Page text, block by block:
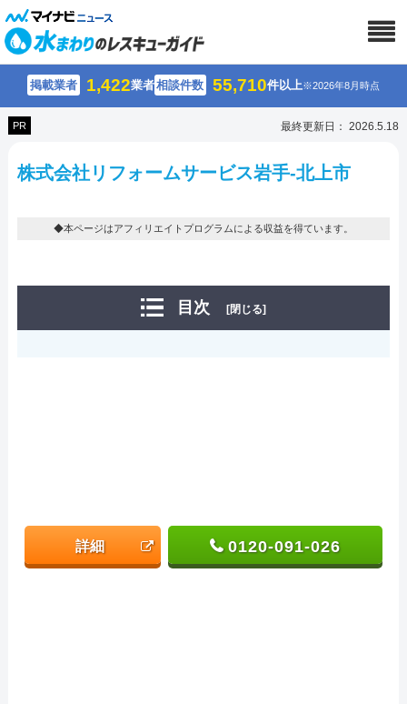
掲載業者 1,422業者相談件数 55,710件以上※2026年8月時点
PR 最終更新日： 2026.5.18
株式会社リフォームサービス岩手-北上市
◆本ページはアフィリエイトプログラムによる収益を得ています。
目次 [閉じる]
詳細 0120-091-026